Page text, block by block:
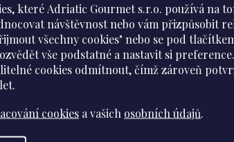
které Adriatic Gourmet s.r.o. používá na
návštěvnost nebo vám přizpůsobit
všechny cookies" nebo se pod
vše podstatné a nastavit si
cookies odmítnout, čímž zároveň
.
cookies a vašich osobních údajů.
olivy 95 gje pomazánka s výraznou
oleje (slunečnicový, řepkový,sójový